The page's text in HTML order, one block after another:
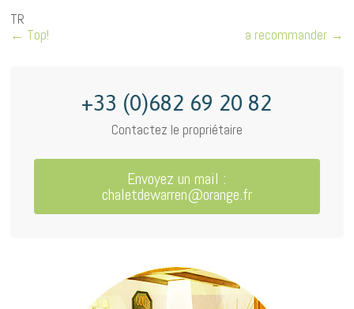
TR
← Top! a recommander →
+33 (0)682 69 20 82
Contactez le propriétaire
Envoyez un mail :
chaletdewarren@orange.fr